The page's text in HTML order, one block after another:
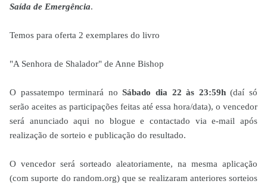
Saída de Emergência.
Temos para oferta 2 exemplares do livro
"A Senhora de Shalador" de Anne Bishop
O passatempo terminará noSábado dia 22 às 23:59h(daí só
serão aceites as participações feitas até essa hora/data), o vencedor
será anunciado aqui no blogue e contactado via e-mail após
realização de sorteio e publicação do resultado.
O vencedor será sorteado aleatoriamente, na mesma aplicação
(com suporte do random.org) que se realizaram anteriores sorteios